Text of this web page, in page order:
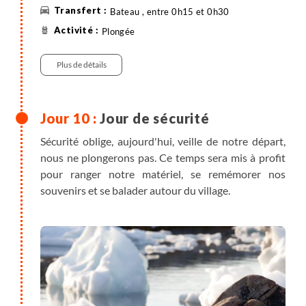
groenlandais. Prendre un peu de hauteur nous
permettra d'avoir une vue d'ensemble sur ce fjord
aire de jeu. "Troupeaux" d'icebergs, montagnes aux
reliefs très alpins et calotte polaire seront au
profiter d’une maison chauffée, faire sécher notre
matériel, visionner les images de la journée et
surtout, nous imprégner de cette ambiance de bout
du monde entre les jappements des chiens de
traîneaux et les craquements permanents des
Bateau , entre 0h15 et 0h30
Plongée
Plus de détails
Jour de sécurité
Sécurité oblige, aujourd'hui, veille de notre départ,
nous ne plongerons pas. Ce temps sera mis à profit
pour ranger notre matériel, se remémorer nos
souvenirs et se balader autour du village.